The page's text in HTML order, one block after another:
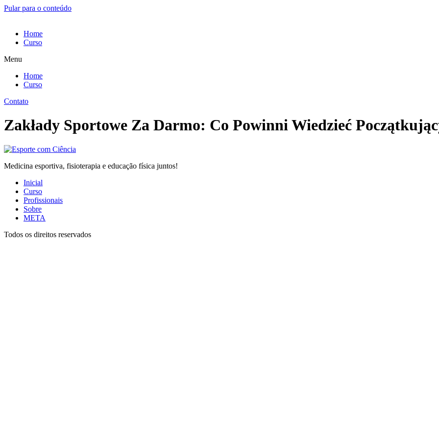
Pular para o conteúdo
Home
Curso
Menu
Home
Curso
Contato
Zakłady Sportowe Za Darmo: Co Powinni Wiedzieć
Medicina esportiva, fisioterapia e educação física juntos!
Inicial
Curso
Profissionais
Sobre
META
Todos os direitos reservados